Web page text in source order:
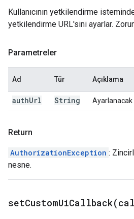
Kullanıcının yetkilendirme
yetkilendirme URL'sini ayarlar.
Parametreler
Ad Tür Açıklama
authUrl String Ayarlanacak
Return
AuthorizationException :
nesne.
setCustomUiCallback(